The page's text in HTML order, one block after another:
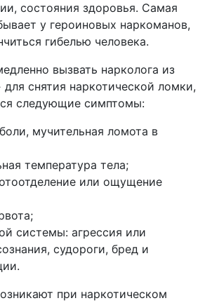
состояния здоровья. Самая
у героиновых наркоманов,
гибелью человека.
вызвать нарколога из
снятия наркотической ломки,
следующие симптомы:
мучительная ломота в
температура тела;
или ощущение
системы: агрессия или
судороги, бред и
при наркотическом